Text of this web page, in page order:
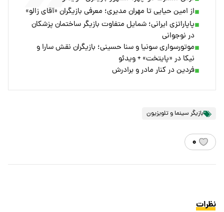
از امین حیایی تا مهران مدیری؛ معرفی بازیگران «آقای زالو»
پاپاراتزی ایرانی؛ شمایل متفاوت بازیگر ساختمان پزشکان
در نوجوانی
موتورسواری سونیا و سنا حسینی؛ بازیگران نقش سارا و
نیکا در «پایتخت» + ویدئو
فردین در کنار مادر و برادرش
بازیگر سینما و تلویزیون
۰
نظرات